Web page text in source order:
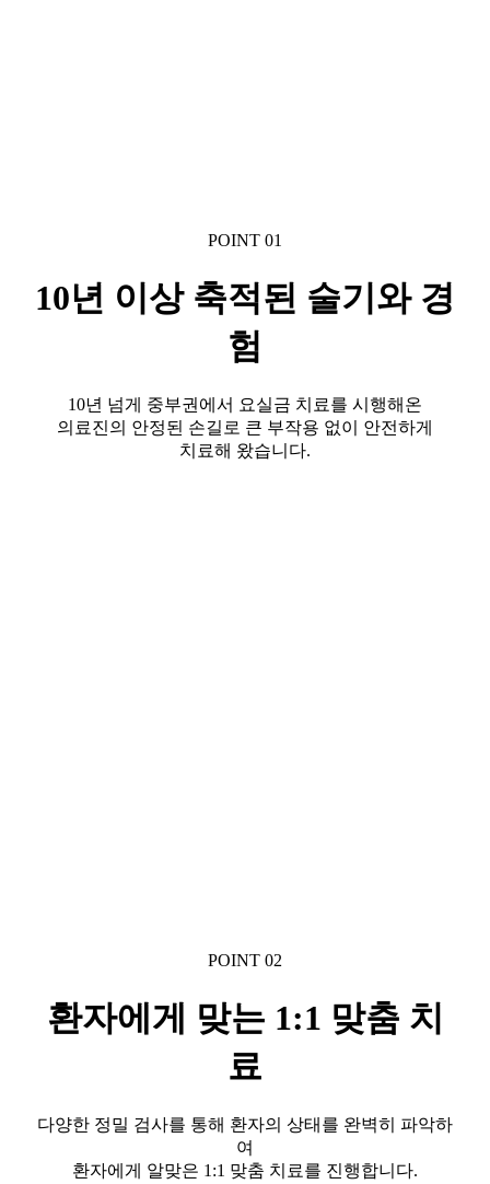
POINT 01
10년 이상 축적된 술기와 경
험
10년 넘게 중부권에서 요실금 치료를 시행해온
의료진의 안정된 손길로 큰 부작용 없이 안전하게
치료해 왔습니다.
POINT 02
환자에게 맞는 1:1 맞춤 치
료
다양한 정밀 검사를 통해 환자의 상태를 완벽히 파악하
여
환자에게 알맞은 1:1 맞춤 치료를 진행합니다.